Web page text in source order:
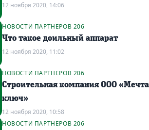
12 ноября 2020, 14:06
НОВОСТИ ПАРТНЕРОВ 206
Что такое доильный аппарат
12 ноября 2020, 11:02
НОВОСТИ ПАРТНЕРОВ 206
Строительная компания ООО
ключ»
12 ноября 2020, 10:58
НОВОСТИ ПАРТНЕРОВ 206